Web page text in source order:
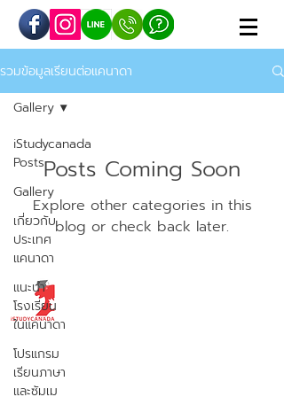
รวมข้อมูลเรียนต่อแคนาดา
iStudycanada
Posts
Gallery
เกี่ยวกับ
ประเทศ
แคนาดา
แนะนำ
โรงเรียน
ในแคนาดา
โปรแกรม
เรียนภาษา
และซัมเม
Gallery
Posts Coming Soon
Explore other categories in this
blog or check back later.
โครงการแลกเปลี่ยน 1 ปี
โครงการ Work & Study